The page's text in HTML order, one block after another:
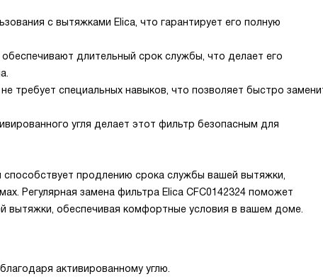
с вытяжками Elica, что гарантирует его полную
длительный срок службы, что делает его
требует специальных навыков, что позволяет быстро
угля делает этот фильтр безопасным для
продлению срока службы вашей вытяжки,
Регулярная замена фильтра Elica CFC0142324 поможет
обеспечивая комфортные условия в вашем доме.
активированному углю.